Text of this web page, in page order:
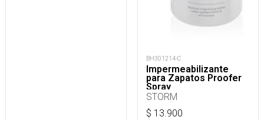
BH301214-C
Impermeabilizante
para Zapatos Proofer
Spray
STORM
$ 13.900